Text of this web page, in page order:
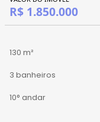
R$ 1.850.000
130 m²
3 banheiros
10° andar